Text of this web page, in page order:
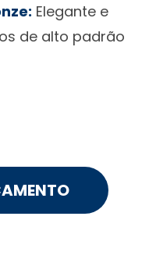
Elegante e
de alto padrão